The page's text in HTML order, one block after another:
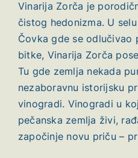
Vinarija Zorča je
čistog hedonizma. U
Čovka gde se odlučivao
bitke, Vinarija Zorča
Tu gde zemlja nekada
nezaboravnu istorijsku
vinogradi. Vinogradi u
pečanska zemlja živi,
započinje novu priču –